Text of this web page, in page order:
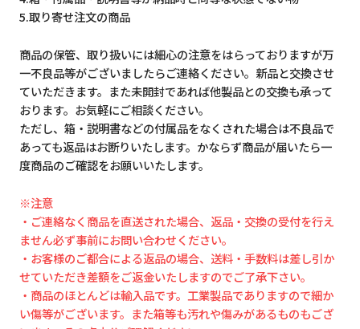
5.取り寄せ注文の商品
商品の保管、取り扱いには細心の注意をはらっておりますが万
一不良品等がございましたらご連絡ください。新品と交換させ
ていただきます。また未開封であれば他製品との交換も承って
おります。お気軽にご相談ください。
ただし、箱・説明書などの付属品をなくされた場合は不良品で
あっても返品はお断りいたします。かならず商品が届いたら一
度商品のご確認をお願いいたします。
※注意
・ご連絡なく商品を直送された場合、返品・交換の受付を行え
ません必ず事前にお問い合わせください。
・お客様のご都合による返品の場合、送料・手数料は差し引か
せていただき差額をご返金いたしますのでご了承下さい。
・商品のほとんどは輸入品です。工業製品でありますので細か
い傷等がございます。また箱等も汚れや傷みがあるものもござ